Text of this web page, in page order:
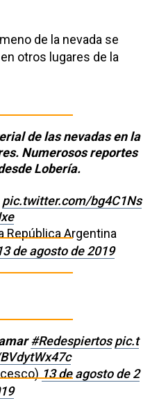
de la nevada se
otros lugares de la
de las nevadas en la
Numerosos reportes
Lobería.
pic.twitter.com/bg4C1Ns
República Argentina
de agosto de 2019
#Redespiertos pic.t
13 de agosto de 2